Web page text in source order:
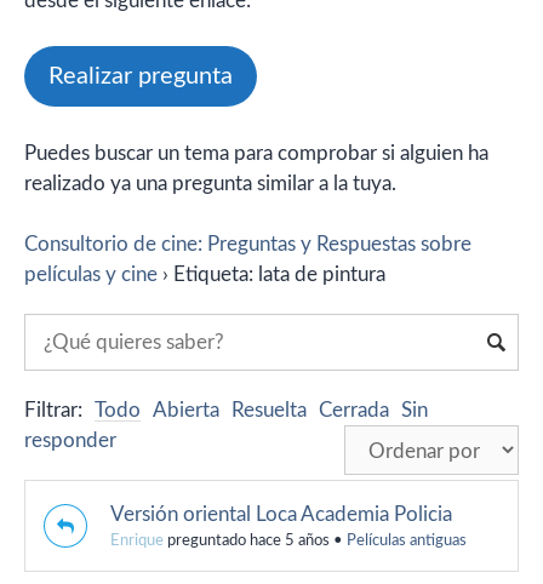
Realizar pregunta
Puedes buscar un tema para comprobar si alguien ha
realizado ya una pregunta similar a la tuya.
Consultorio de cine: Preguntas y Respuestas sobre
películas y cine › Etiqueta: lata de pintura
Filtrar: Todo Abierta Resuelta Cerrada Sin
responder
Versión oriental Loca Academia Policia
Enrique preguntado hace 5 años • Películas antiguas